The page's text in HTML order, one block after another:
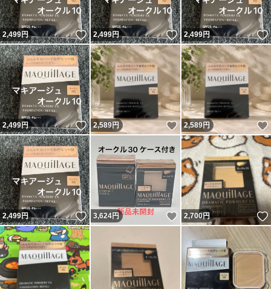
2,499円 いいね！
2,499円 いいね！
2,499円
2,499円 いいね！
2,589円 いいね！
2,589円
2,499円 いいね！
3,624円 いいね！
2,700円